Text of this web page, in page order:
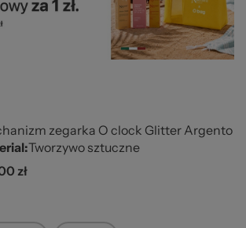
zegarka O clock Glitter Argento
Tworzywo sztuczne
zł